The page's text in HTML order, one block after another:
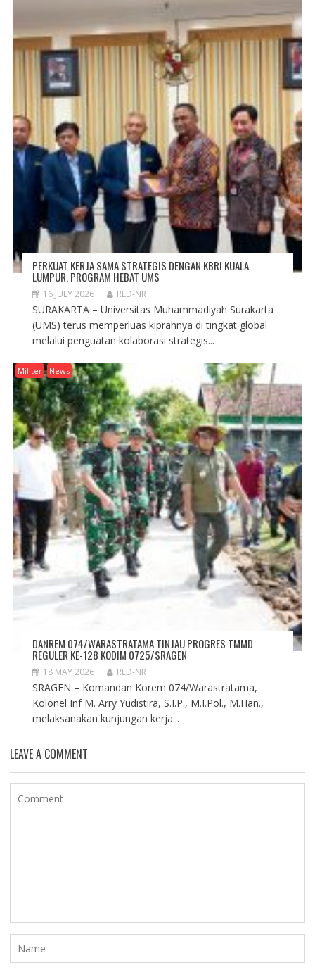
PERKUAT KERJA SAMA STRATEGIS DENGAN KBRI KUALA
LUMPUR, PROGRAM HEBAT UMS
16 JULY 2026 RED-NR
SURAKARTA – Universitas Muhammadiyah Surakarta
(UMS) terus memperluas kiprahnya di tingkat global
melalui penguatan kolaborasi strategis...
Militer News
DANREM 074/WARASTRATAMA TINJAU PROGRES TMMD
REGULER KE-128 KODIM 0725/SRAGEN
18 MAY 2026 RED-NR
SRAGEN – Komandan Korem 074/Warastratama,
Kolonel Inf M. Arry Yudistira, S.I.P., M.I.Pol., M.Han.,
melaksanakan kunjungan kerja...
LEAVE A COMMENT